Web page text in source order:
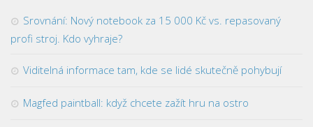
Srovnání: Nový notebook za 15 000 Kč vs. repasovaný
profi stroj. Kdo vyhraje?
Viditelná informace tam, kde se lidé skutečně pohybují
Magfed paintball: když chcete zažít hru na ostro